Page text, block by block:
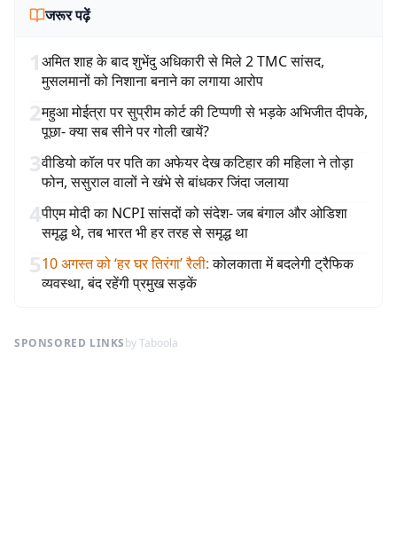
जरूर पढ़ें
1अमित शाह के बाद शुभेंदु अधिकारी से मिले 2 TMC सांसद,
मुसलमानों को निशाना बनाने का लगाया आरोप
2महुआ मोईत्रा पर सुप्रीम कोर्ट की टिप्पणी से भड़के अभिजीत दीपके,
पूछा- क्या सब सीने पर गोली खायें?
3वीडियो कॉल पर पति का अफेयर देख कटिहार की महिला ने तोड़ा
फोन, ससुराल वालों ने खंभे से बांधकर जिंदा जलाया
4पीएम मोदी का NCPI सांसदों को संदेश- जब बंगाल और ओडिशा
समृद्ध थे, तब भारत भी हर तरह से समृद्ध था
510 अगस्त को ‘हर घर तिरंगा’ रैली: कोलकाता में बदलेगी ट्रैफिक
व्यवस्था, बंद रहेंगी प्रमुख सड़कें
SPONSORED LINKSby Taboola